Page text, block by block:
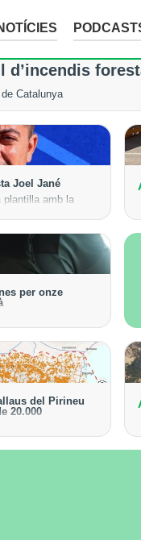
deixa
del Segrià, la Noguera i
d’incendis
Catalunya
Joel Jané
plantilla amb la
per onze
de
del Pirineu
20.000
de Catalunya,